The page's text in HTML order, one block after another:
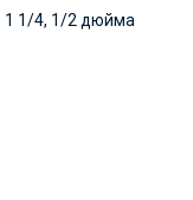
1 1/4, 1/2 дюйма